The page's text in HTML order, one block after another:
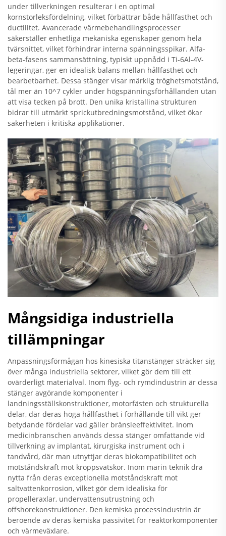
under tillverkningen resulterar i en optimal
kornstorleksfördelning, vilket förbättrar både hållfasthet och
ductilitet. Avancerade värmebehandlingsprocesser
säkerställer enhetliga mekaniska egenskaper genom hela
tvärsnittet, vilket förhindrar interna spänningsspikar. Alfa-
beta-fasens sammansättning, typiskt uppnådd i Ti-6Al-4V-
legeringar, ger en idealisk balans mellan hållfasthet och
bearbetbarhet. Dessa stänger visar märklig tröghetsmotstånd,
tål mer än 10^7 cykler under högspänningsförhållanden utan
att visa tecken på brott. Den unika kristallina strukturen
bidrar till utmärkt sprickutbredningsmotstånd, vilket ökar
säkerheten i kritiska applikationer.
Mångsidiga industriella
tillämpningar
Anpassningsförmågan hos kinesiska titanstänger sträcker sig
över många industriella sektorer, vilket gör dem till ett
ovärderligt materialval. Inom flyg- och rymdindustrin är dessa
stänger avgörande komponenter i
landningsställskonstruktioner, motorfästen och strukturella
delar, där deras höga hållfasthet i förhållande till vikt ger
betydande fördelar vad gäller bränsleeffektivitet. Inom
medicinbranschen används dessa stänger omfattande vid
tillverkning av implantat, kirurgiska instrument och i
tandvård, där man utnyttjar deras biokompatibilitet och
motståndskraft mot kroppsvätskor. Inom marin teknik dra
nytta från deras exceptionella motståndskraft mot
saltvattenkorrosion, vilket gör dem idealiska för
propelleraxlar, undervattensutrustning och
offshorekonstruktioner. Den kemiska processindustrin är
beroende av deras kemiska passivitet för reaktorkomponenter
och värmeväxlare.